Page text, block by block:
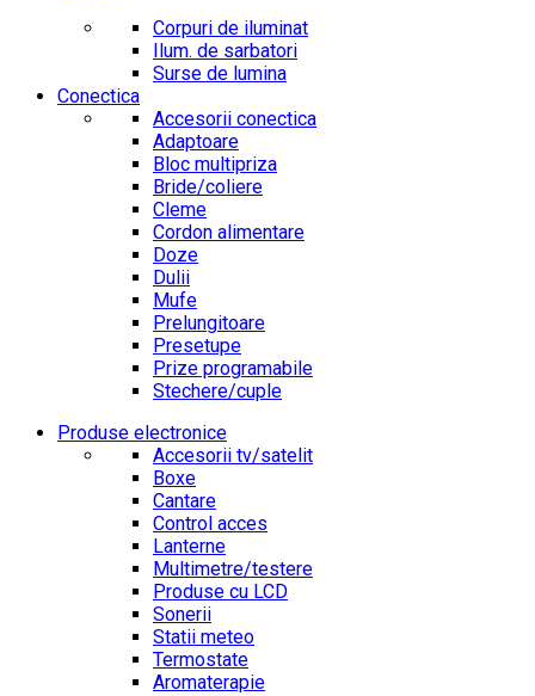
Corpuri de iluminat
Ilum. de sarbatori
Surse de lumina
Conectica
Accesorii conectica
Adaptoare
Bloc multipriza
Bride/coliere
Cleme
Cordon alimentare
Doze
Dulii
Mufe
Prelungitoare
Presetupe
Prize programabile
Stechere/cuple
Produse electronice
Accesorii tv/satelit
Boxe
Cantare
Control acces
Lanterne
Multimetre/testere
Produse cu LCD
Sonerii
Statii meteo
Termostate
Aromaterapie